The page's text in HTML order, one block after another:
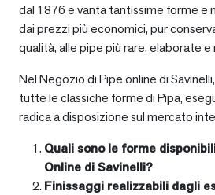
dal 1876 e vanta tantissime forme e
dai prezzi più economici, pur
qualità, alle pipe più rare, elaborate
Nel Negozio di Pipe online di
tutte le classiche forme di Pipa,
radica a disposizione sul mercato
Quali sono le forme
Online di Savinelli?
Finissaggi realizzabili dagli